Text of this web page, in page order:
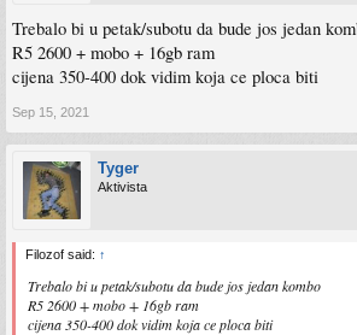
Trebalo bi u petak/subotu da bude jos jedan
R5 2600 + mobo + 16gb ram
cijena 350-400 dok vidim koja ce ploca biti
Sep 15, 2021
Tyger
Aktivista
Filozof said: ↑
Trebalo bi u petak/subotu da bude jos jedan kombo
R5 2600 + mobo + 16gb ram
cijena 350-400 dok vidim koja ce ploca biti